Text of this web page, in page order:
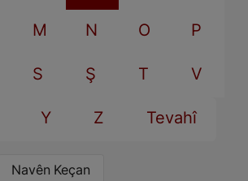
M N O P
S Ş T V
Y Z Tevahî
Navên Keçan